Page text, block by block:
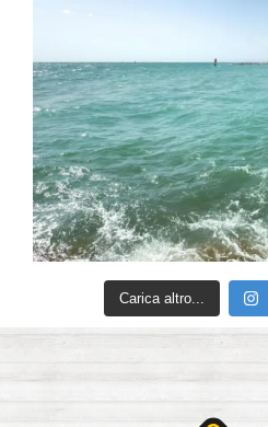
Carica altro...